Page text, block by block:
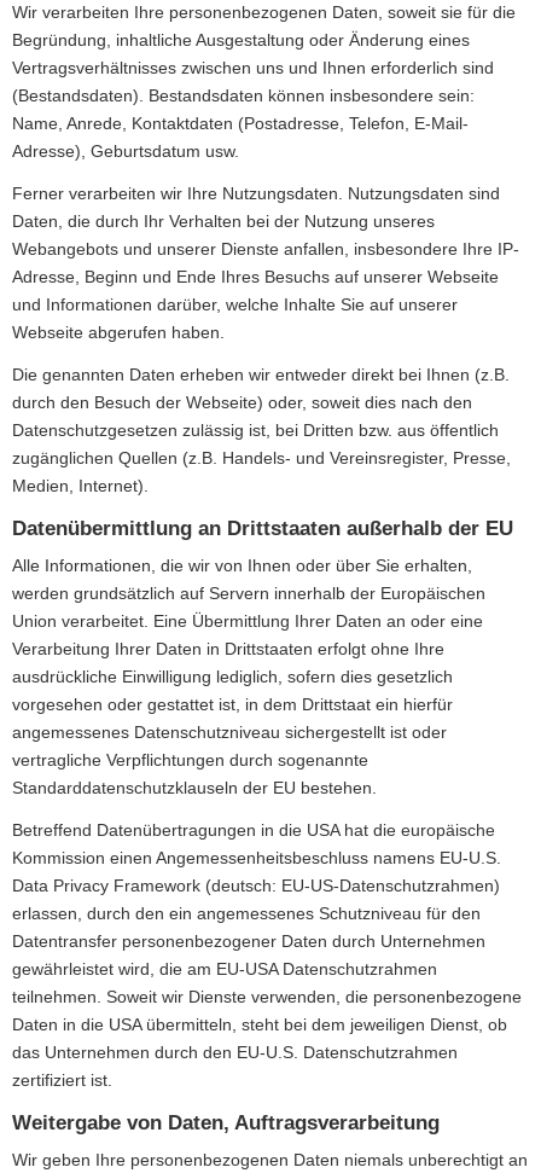
Wir verarbeiten Ihre personenbezogenen Daten, soweit sie für die
Begründung, inhaltliche Ausgestaltung oder Änderung eines
Vertragsverhältnisses zwischen uns und Ihnen erforderlich sind
(Bestandsdaten). Bestandsdaten können insbesondere sein:
Name, Anrede, Kontaktdaten (Postadresse, Telefon, E-Mail-
Adresse), Geburts­datum usw.
Ferner verarbeiten wir Ihre Nutzungsdaten. Nutzungsdaten sind
Daten, die durch Ihr Verhalten bei der Nutzung unseres
Webangebots und unserer Dienste anfallen, insbesondere Ihre IP-
Adresse, Beginn und Ende Ihres Besuchs auf unserer Webseite
und Informationen darüber, welche Inhalte Sie auf unserer
Webseite abgerufen haben.
Die genannten Daten erheben wir entweder direkt bei Ihnen (z.B.
durch den Besuch der Webseite) oder, soweit dies nach den
Datenschutzgesetzen zulässig ist, bei Dritten bzw. aus öffentlich
zugänglichen Quellen (z.B. Handels- und Vereinsregister, Presse,
Medien, Internet).
Datenübermittlung an Drittstaaten außerhalb der EU
Alle Informationen, die wir von Ihnen oder über Sie erhalten,
werden grundsätzlich auf Servern innerhalb der Europäischen
Union verarbeitet. Eine Übermittlung Ihrer Daten an oder eine
Verarbeitung Ihrer Daten in Drittstaaten erfolgt ohne Ihre
ausdrückliche Einwilligung lediglich, sofern dies gesetzlich
vorgesehen oder gestattet ist, in dem Drittstaat ein hierfür
angemessenes Datenschutzniveau sichergestellt ist oder
vertragliche Verpflichtungen durch sogenannte
Standarddatenschutzklauseln der EU bestehen.
Betreffend Datenübertragungen in die USA hat die europäische
Kommission einen Angemessenheitsbeschluss namens EU-U.S.
Data Privacy Framework (deutsch: EU-US-Datenschutzrahmen)
erlassen, durch den ein angemessenes Schutzniveau für den
Datentransfer personenbezogener Daten durch Unternehmen
gewährleistet wird, die am EU-USA Datenschutzrahmen
teilnehmen. Soweit wir Dienste verwenden, die personenbezogene
Daten in die USA übermitteln, steht bei dem jeweiligen Dienst, ob
das Unternehmen durch den EU-U.S. Datenschutzrahmen
zertifiziert ist.
Weitergabe von Daten, Auftragsverarbeitung
Wir geben Ihre personenbezogenen Daten niemals unberechtigt an